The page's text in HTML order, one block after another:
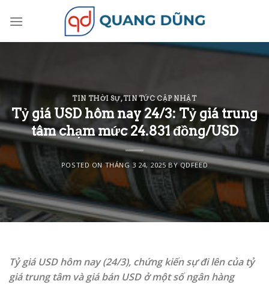
TIN THỜI SỰ,TIN TỨC CẬP NHẬT
Tỷ giá USD hôm nay 24/3: Tỷ giá trung
tâm chạm mức 24.831 đồng/USD
POSTED ONTHÁNG 3 24, 2025BYQDFEED
Tỷ giá USD hôm nay (24/3), chứng kiến sự đi lên của tỷ
giá trung tâm và giá bán USD ở một số ngân hàng